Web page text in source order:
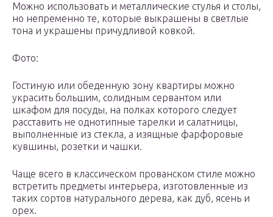
Можно использовать и металлические стулья и столы,
но непременно те, которые выкрашены в светлые
тона и украшены причудливой ковкой.
Фото:
Гостиную или обеденную зону квартиры можно
украсить большим, солидным сервантом или
шкафом для посуды, на полках которого следует
расставить не однотипные тарелки и салатницы,
выполненные из стекла, а изящные фарфоровые
кувшины, розетки и чашки.
Чаще всего в классическом прованском стиле можно
встретить предметы интерьера, изготовленные из
таких сортов натурального дерева, как дуб, ясень и
орех.